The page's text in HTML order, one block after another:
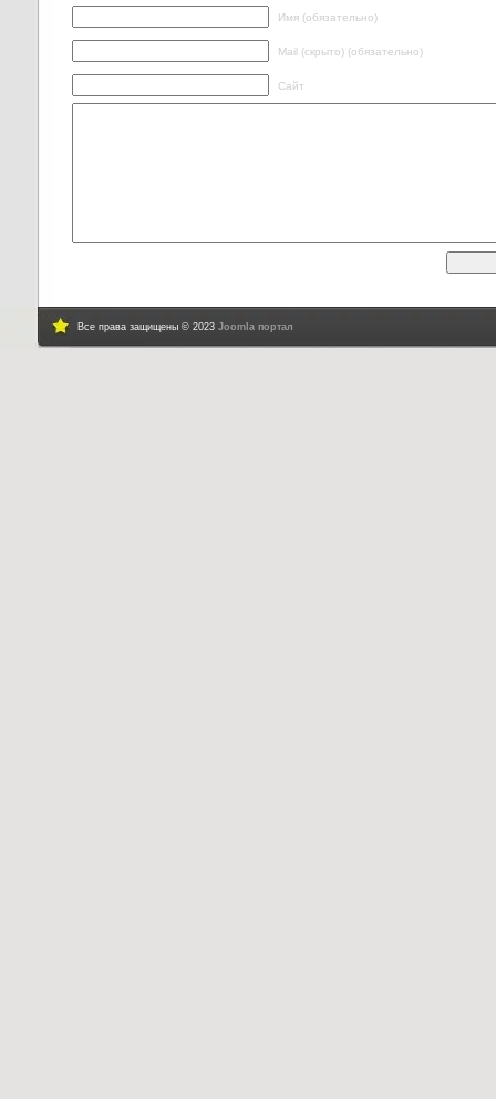
Имя (обязательно)
Mail (скрыто) (обязательно)
Сайт
Все права защищены © 2023 Joomla портал